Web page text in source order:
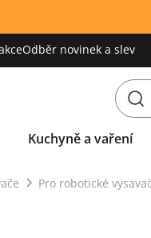
Odběr novinek a slev
Kuchyně a vaření
Pro robotické